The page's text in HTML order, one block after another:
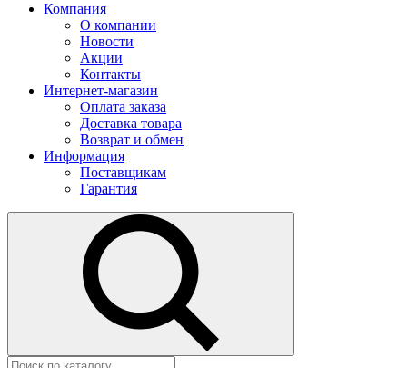
Компания
О компании
Новости
Акции
Контакты
Интернет-магазин
Оплата заказа
Доставка товара
Возврат и обмен
Информация
Поставщикам
Гарантия